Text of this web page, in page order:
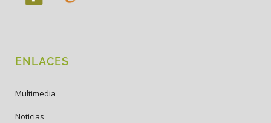
ENLACES
Multimedia
Noticias